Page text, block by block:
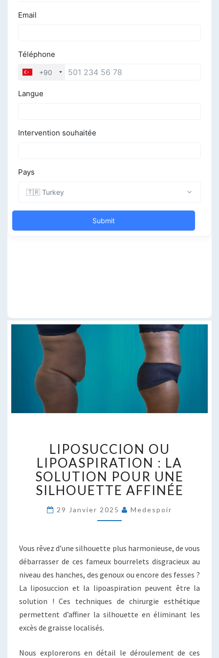
OU
LIPOASPIRATION
:
LA
SOLUTION
UNE
SILHOUETTE
LIPOSUCCION OU
LIPOASPIRATION : LA
SOLUTION POUR UNE
SILHOUETTE AFFINÉE
29 Janvier 2025 Medespoir
Vous rêvez d’une silhouette plus harmonieuse, de vous
débarrasser de ces fameux bourrelets disgracieux au
niveau des hanches, des genoux ou encore des fesses ?
La liposuccion et la lipoaspiration peuvent être la
solution ! Ces techniques de chirurgie esthétique
permettent d’affiner la silhouette en éliminant les
excès de graisse localisés.
Nous explorerons en détail le déroulement de ces